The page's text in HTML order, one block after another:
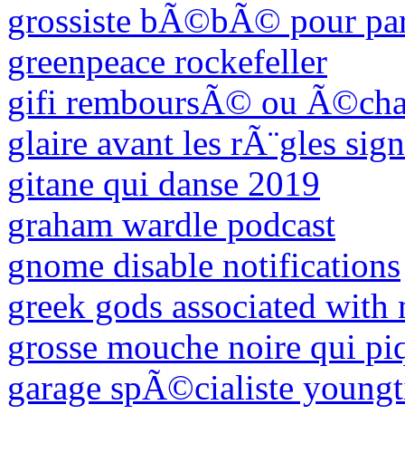
grossiste bÃ©bÃ© pour
greenpeace rockefeller
gifi remboursÃ© ou
glaire avant les rÃ¨gles
gitane qui danse 2019
graham wardle podcast
gnome disable notifications
greek gods associated with
grosse mouche noire qui
garage spÃ©cialiste